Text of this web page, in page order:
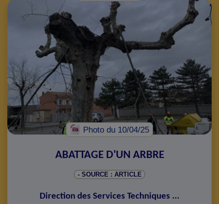
Photo du 10/04/25
ABATTAGE D'UN ARBRE
- SOURCE : ARTICLE
Direction des Services Techniques ...